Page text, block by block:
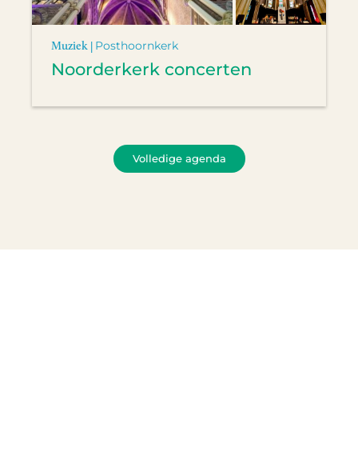
Muziek | Posthoornkerk
Noorderkerk concerten
Volledige agenda